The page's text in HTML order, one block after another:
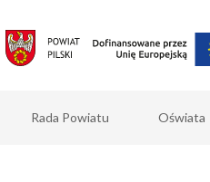
Rada Powiatu Oświata